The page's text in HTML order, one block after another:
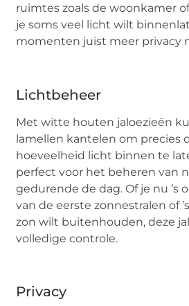
ruimtes zoals de woonkamer
je soms veel licht wilt
momenten juist meer privacy
Lichtbeheer
Met witte houten jaloezieën
lamellen kantelen om precies
hoeveelheid licht binnen te
perfect voor het beheren van
gedurende de dag. Of je nu ’s
van de eerste zonnestralen of
zon wilt buitenhouden, deze
volledige controle.
Privacy